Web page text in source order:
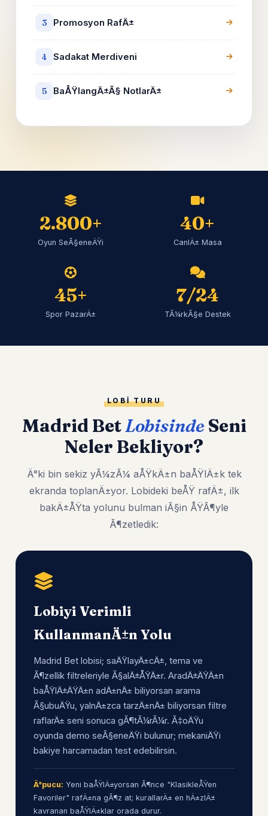
3 Promosyon RafÄ±
4 Sadakat Merdiveni
5 BaÅŸlangÄ±Ã§ NotlarÄ±
2.800+
Oyun SeÃ§eneÄŸi
40+
CanlÄ± Masa
45+
Spor PazarÄ±
7/24
TÃ¼rkÃ§e Destek
LOBI TURU
Madrid BetLobisindeSeni
Neler Bekliyor?
Ä°ki bin sekiz yÃ¼zÃ¼ aÅŸkÄ±n baÅŸlÄ±k tek
ekranda toplanÄ±yor. Lobideki beÅŸ rafÄ±, ilk
bakÄ±ÅŸta yolunu bulman iÃ§in ÅŸÃ¶yle
Ã¶zetledik:
Lobiyi Verimli
KullanmanÄ±n Yolu
Madrid Bet lobisi; saÄŸlayÄ±cÄ±, tema ve
Ã¶zellik filtreleriyle Ã§alÄ±ÅŸÄ±r. AradÄ±ÄŸÄ±n
baÅŸlÄ±ÄŸÄ±n adÄ±nÄ± biliyorsan arama
Ã§ubuÄŸu, yalnÄ±zca tarzÄ±nÄ± biliyorsan filtre
raflarÄ± seni sonuca gÃ¶tÃ¼rÃ¼r. Ã‡oÄŸu
oyunda demo seÃ§eneÄŸi bulunur; mekaniÄŸi
bakiye harcamadan test edebilirsin.
Ä°pucu: Yeni baÅŸlÄ±yorsan Ã¶nce "KlasikleÅŸen
Favoriler" rafÄ±na gÃ¶z at; kurallarÄ± en hÄ±zlÄ±
kavranan baÅŸlÄ±klar orada durur.